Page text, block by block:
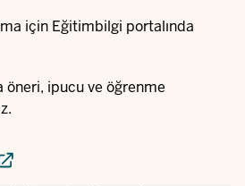
için Eğitimbilgi portalında
öneri, ipucu ve öğrenme